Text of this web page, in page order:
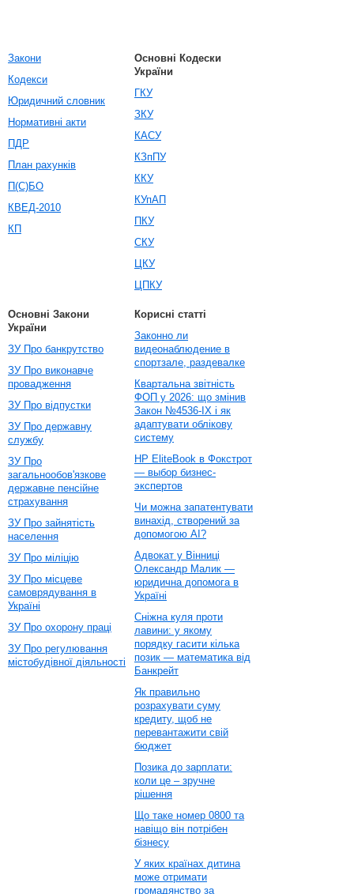
Закони
Кодекси
Юридичний словник
Нормативні акти
ПДР
План рахунків
П(С)БО
КВЕД-2010
КП
Основні Кодески
України
ГКУ
ЗКУ
КАСУ
КЗпПУ
ККУ
КУпАП
ПКУ
СКУ
ЦКУ
ЦПКУ
Основні Закони
України
ЗУ Про банкрутство
ЗУ Про виконавче
провадження
ЗУ Про відпустки
ЗУ Про державну
службу
ЗУ Про
загальнообов'язкове
державне пенсійне
страхування
ЗУ Про зайнятість
населення
ЗУ Про міліцію
ЗУ Про місцеве
самоврядування в
Україні
ЗУ Про охорону праці
ЗУ Про регулювання
містобудівної діяльності
Корисні статті
Законно ли
видеонаблюдение в
спортзале, раздевалке
Квартальна звітність
ФОП у 2026: що змінив
Закон №4536-IX і як
адаптувати облікову
систему
HP EliteBook в Фокстрот
— выбор бизнес-
экспертов
Чи можна запатентувати
винахід, створений за
допомогою AI?
Адвокат у Вінниці
Олександр Малик —
юридична допомога в
Україні
Сніжна куля проти
лавини: у якому
порядку гасити кілька
позик — математика від
Банкрейт
Як правильно
розрахувати суму
кредиту, щоб не
перевантажити свій
бюджет
Позика до зарплати:
коли це – зручне
рішення
Що таке номер 0800 та
навіщо він потрібен
бізнесу
У яких країнах дитина
може отримати
громадянство за